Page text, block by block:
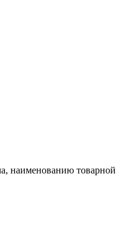
наименованию товарной